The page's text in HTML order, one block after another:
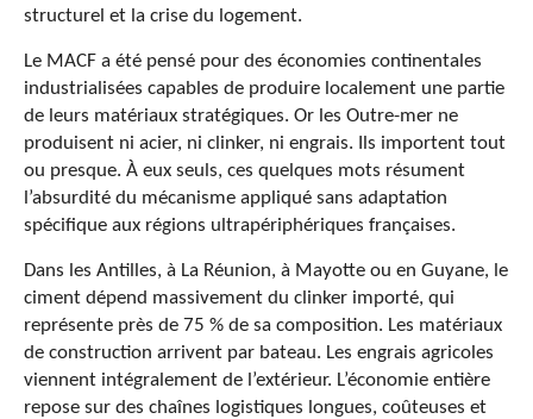
structurel et la crise du logement.
Le MACF a été pensé pour des économies continentales
industrialisées capables de produire localement une partie
de leurs matériaux stratégiques. Or les Outre-mer ne
produisent ni acier, ni clinker, ni engrais. Ils importent tout
ou presque. À eux seuls, ces quelques mots résument
l’absurdité du mécanisme appliqué sans adaptation
spécifique aux régions ultrapériphériques françaises.
Dans les Antilles, à La Réunion, à Mayotte ou en Guyane, le
ciment dépend massivement du clinker importé, qui
représente près de 75 % de sa composition. Les matériaux
de construction arrivent par bateau. Les engrais agricoles
viennent intégralement de l’extérieur. L’économie entière
repose sur des chaînes logistiques longues, coûteuses et